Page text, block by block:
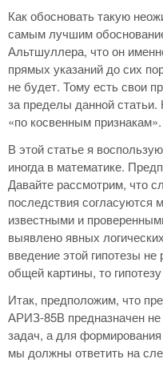
Как обосновать такую
самым лучшим
Альтшуллера, что он
прямых указаний до сих
не будет. Тому есть свои
за пределы данной
«по косвенным признакам».
В этой статье я
иногда в математике.
Давайте рассмотрим, что
последствия согласуются
известными и
выявлено явных
введение этой гипотезы
общей картины, то
Итак, предположим, что
АРИЗ-85В предназначен
задач, а для
мы должны ответить на